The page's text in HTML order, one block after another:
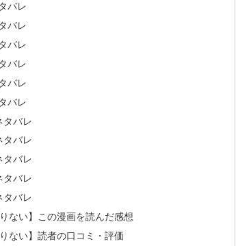
バレ
バレ
バレ
バレ
バレ
バレ
タバレ
タバレ
タバレ
タバレ
タバレ
りない】この漫画を読んだ感想
りない】読者の口コミ・評価